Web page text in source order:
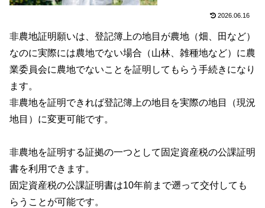
2026.06.16
非農地証明願いは、登記簿上の地目が農地（畑、田など）
なのに実際には農地でない場合（山林、雑種地など）に農
業委員会に農地でないことを証明してもらう手続きになり
ます。
非農地を証明できれば登記簿上の地目を実際の地目（現況
地目）に変更可能です。
非農地を証明する証拠の一つとして固定資産税の公課証明
書を利用できます。
固定資産税の公課証明書は10年前まで遡って交付しても
らうことが可能です。